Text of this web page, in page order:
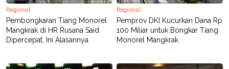
Regional
Pembongkaran Tiang Monorel
Mangkrak di HR Rusana Said
Dipercepat, Ini Alasannya
Regional
Pemprov DKI Kucurkan Dana Rp
100 Miliar untuk Bongkar Tiang
Monorel Mangkrak